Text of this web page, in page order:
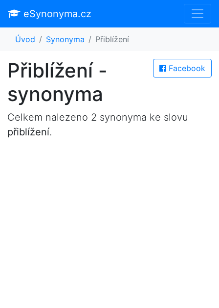
eSynonyma.cz
Úvod Synonyma Přiblížení
Facebook
Přiblížení -
synonyma
Celkem nalezeno 2 synonyma ke slovu
přiblížení.